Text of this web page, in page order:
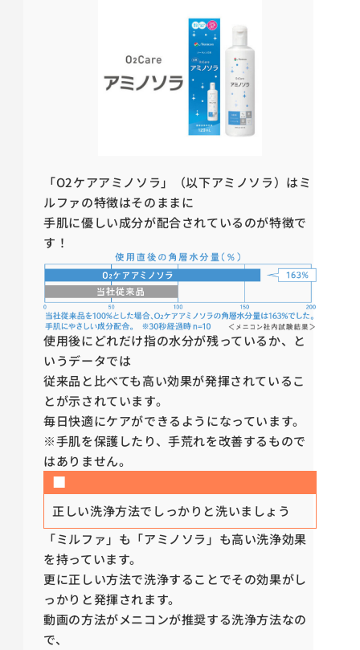
「O2ケアアミノソラ」（以下アミノソラ）はミ
ルファの特徴はそのままに
手肌に優しい成分が配合されているのが特徴で
す！
使用後にどれだけ指の水分が残っているか、と
いうデータでは
従来品と比べても高い効果が発揮されているこ
とが示されています。
毎日快適にケアができるようになっています。
※手肌を保護したり、手荒れを改善するもので
はありません。
■
正しい洗浄方法でしっかりと洗いましょう
「ミルファ」も「アミノソラ」も高い洗浄効果
を持っています。
更に正しい方法で洗浄することでその効果がし
っかりと発揮されます。
動画の方法がメニコンが推奨する洗浄方法なの
で、